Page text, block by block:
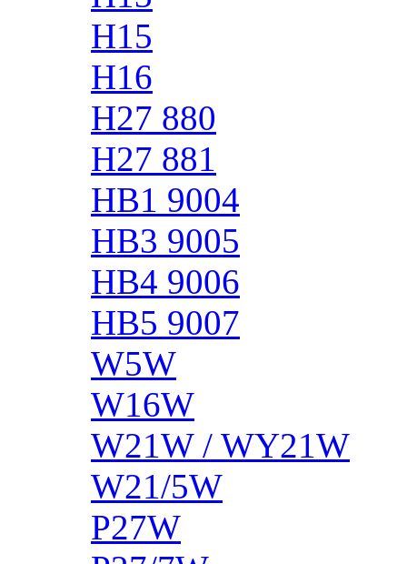
H15
H16
H27 880
H27 881
HB1 9004
HB3 9005
HB4 9006
HB5 9007
W5W
W16W
W21W / WY21W
W21/5W
P27W